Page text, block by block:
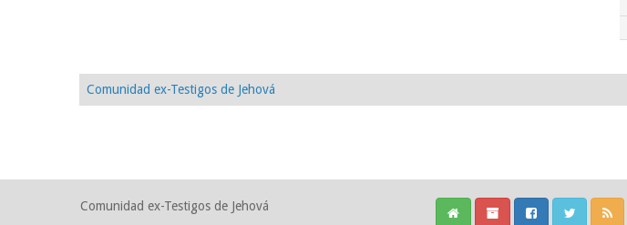
Comunidad ex-Testigos de Jehová
Comunidad ex-Testigos de Jehová